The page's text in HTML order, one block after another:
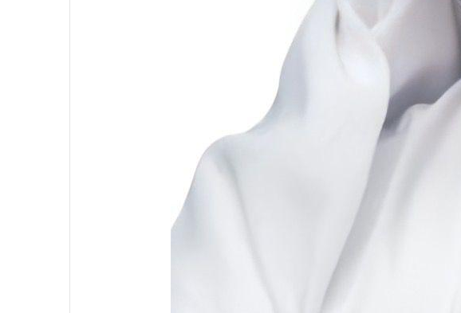
الاتحاد العام للصحفيين العرب يتضامن
مع نقابة الصحفيين اليمنيين فى عدن
ضد الإجراءات التعسفية من السلطات
اتحاد الصحفيين العرب يتسلم مقره
الجديد بالقاهرة
الاتحاد العام للصحفيين العرب يتضامن
مع الزميل الهاشمي نويرة ويطالب
الاتحاد العام للصحفيين العرب يدين